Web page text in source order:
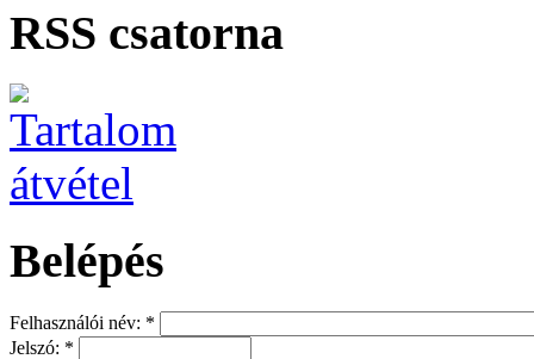
RSS csatorna
Belépés
Felhasználói név: *
Jelszó: *